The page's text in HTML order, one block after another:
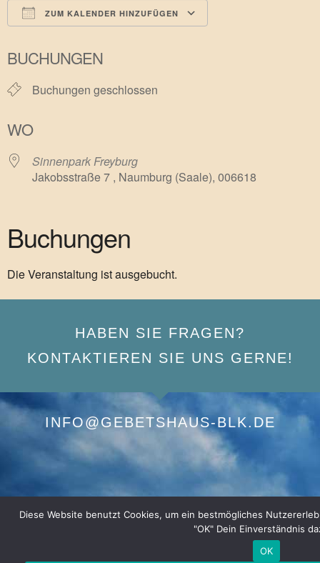
ZUM KALENDER HINZUFÜGEN
BUCHUNGEN
Buchungen geschlossen
WO
Sinnenpark Freyburg
Jakobsstraße 7 , Naumburg (Saale), 006618
Buchungen
Die Veranstaltung ist ausgebucht.
HABEN SIE FRAGEN?
KONTAKTIEREN SIE UNS GERNE!
INFO@GEBETSHAUS-BLK.DE
Diese Website benutzt Cookies, um ein bestmögliches
"OK" Dein Einverständnis
OK